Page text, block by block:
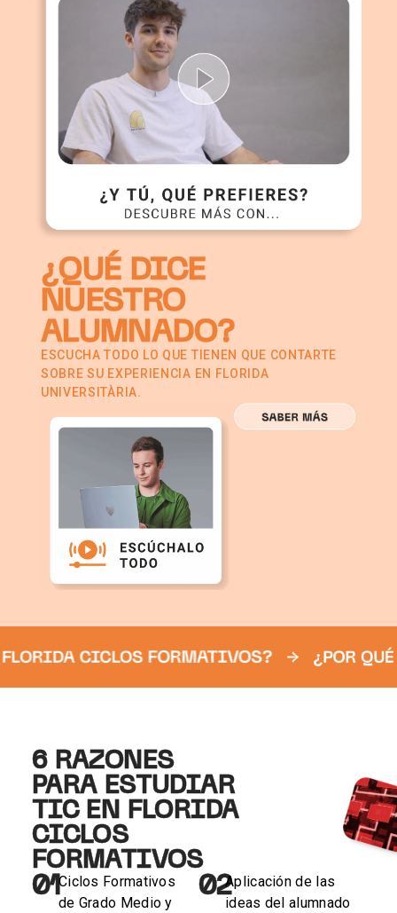
¿QUÉ DICE
NUESTRO
ALUMNADO?
ESCUCHA TODO LO QUE TIENEN QUE CONTARTE
SOBRE SU EXPERIENCIA EN FLORIDA
UNIVERSITÀRIA.
6 RAZONES
PARA ESTUDIAR
TIC EN FLORIDA
CICLOS
FORMATIVOS
01Ciclos Formativos
de Grado Medio y
02Aplicación de las
ideas del alumnado